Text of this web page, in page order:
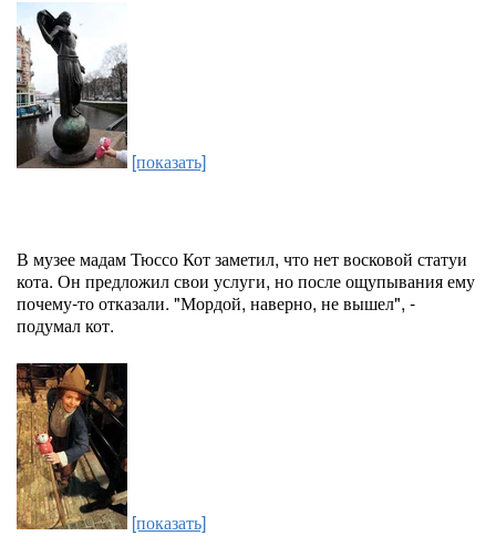
[показать]
В музее мадам Тюссо Кот заметил, что нет восковой статуи
кота. Он предложил свои услуги, но после ощупывания ему
почему-то отказали. "Мордой, наверно, не вышел", -
подумал кот.
[показать]